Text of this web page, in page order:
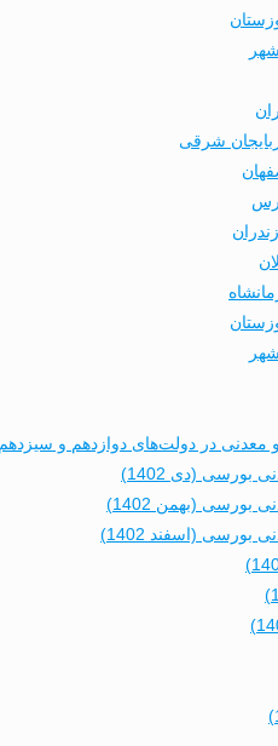
شرقی
در دولت‌های دوازدهم و سیزدهم
(دی 1402)
(بهمن 1402)
(اسفند 1402)